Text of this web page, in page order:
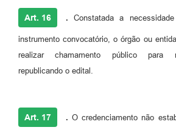
Art. 16 . Constatada a
instrumento convocatório, o órgão ou
realizar chamamento público para
republicando o edital.
Art. 17 . O credenciamento não